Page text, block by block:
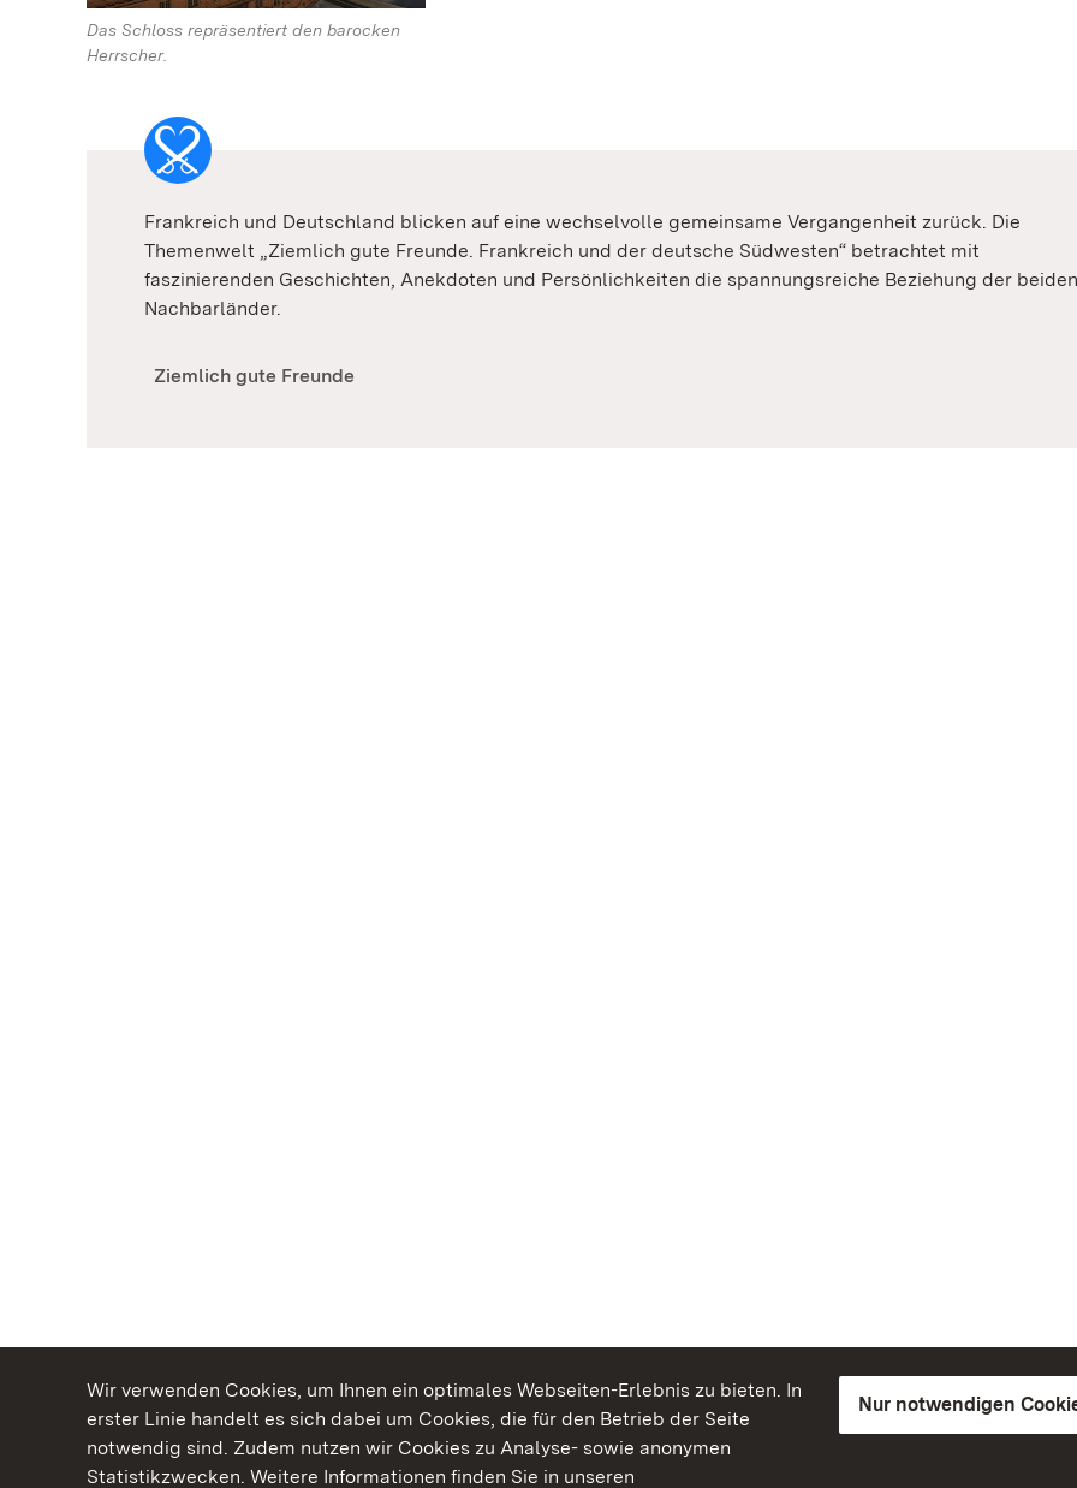
Wir verwenden Cookies, um Ihnen ein optimales Webseiten-Erlebnis zu bieten. In
erster Linie handelt es sich dabei um Cookies, die für den Betrieb der Seite
notwendig sind. Zudem nutzen wir Cookies zu Analyse- sowie anonymen
Statistikzwecken. Weitere Informationen finden Sie in unseren
Nur notwendigen
Das Schloss repräsentiert den barocken
Herrscher.
Frankreich und Deutschland blicken auf eine wechselvolle gemeinsame Vergangenheit zurück. Die
Themenwelt „Ziemlich gute Freunde. Frankreich und der deutsche Südwesten“ betrachtet mit
faszinierenden Geschichten, Anekdoten und Persönlichkeiten die spannungsreiche Beziehung der beiden
Nachbarländer.
Ziemlich gute Freunde